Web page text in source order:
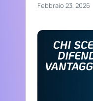
Febbraio 23, 2026